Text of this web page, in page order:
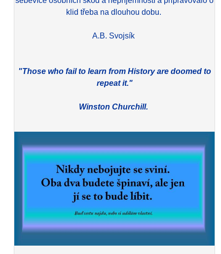
klid třeba na dlouhou dobu.
A.B. Svojsík
"Those who fail to learn from History are doomed to
repeat it."
Winston Churchill.